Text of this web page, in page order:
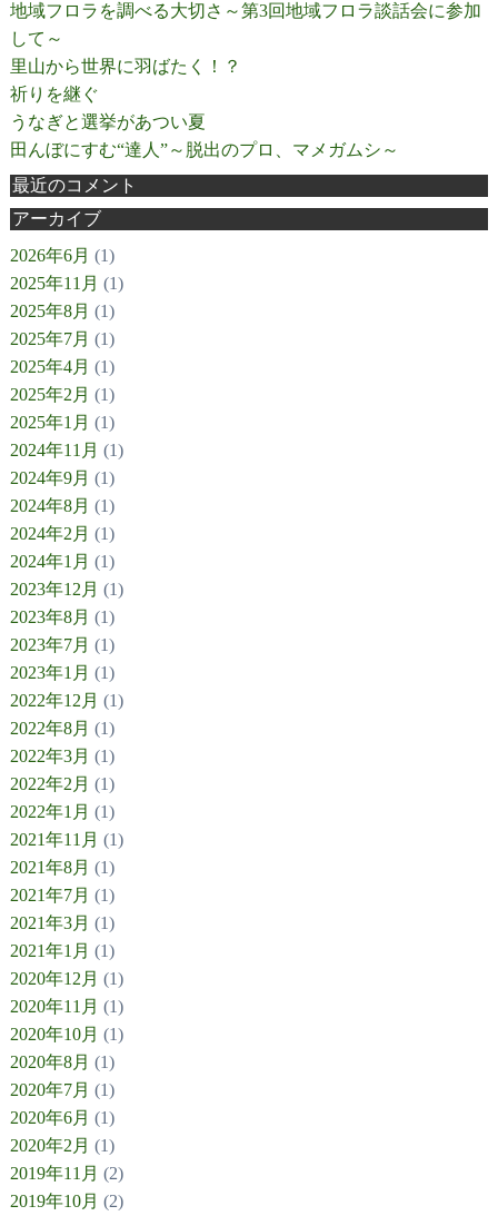
地域フロラを調べる大切さ～第3回地域フロラ談話会に参加
して～
里山から世界に羽ばたく！？
祈りを継ぐ
うなぎと選挙があつい夏
田んぼにすむ“達人”～脱出のプロ、マメガムシ～
最近のコメント
アーカイブ
2026年6月 (1)
2025年11月 (1)
2025年8月 (1)
2025年7月 (1)
2025年4月 (1)
2025年2月 (1)
2025年1月 (1)
2024年11月 (1)
2024年9月 (1)
2024年8月 (1)
2024年2月 (1)
2024年1月 (1)
2023年12月 (1)
2023年8月 (1)
2023年7月 (1)
2023年1月 (1)
2022年12月 (1)
2022年8月 (1)
2022年3月 (1)
2022年2月 (1)
2022年1月 (1)
2021年11月 (1)
2021年8月 (1)
2021年7月 (1)
2021年3月 (1)
2021年1月 (1)
2020年12月 (1)
2020年11月 (1)
2020年10月 (1)
2020年8月 (1)
2020年7月 (1)
2020年6月 (1)
2020年2月 (1)
2019年11月 (2)
2019年10月 (2)